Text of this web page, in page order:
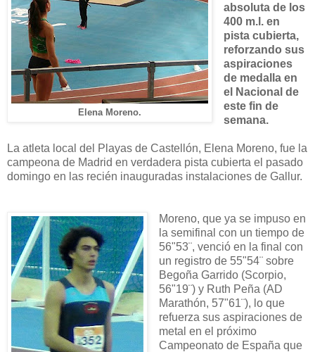
Elena Moreno.
absoluta de los
400 m.l. en
pista cubierta,
reforzando sus
aspiraciones
de medalla en
el Nacional de
este fin de
semana.
La atleta local del Playas de Castellón, Elena Moreno, fue la
campeona de Madrid en verdadera pista cubierta el pasado
domingo en las recién inauguradas instalaciones de Gallur.
Moreno, que ya se impuso en
la semifinal con un tiempo de
56"53¨, venció en la final con
un registro de 55"54¨ sobre
Begoña Garrido (Scorpio,
56"19¨) y Ruth Peña (AD
Marathón, 57"61¨), lo que
refuerza sus aspiraciones de
metal en el próximo
Campeonato de España que